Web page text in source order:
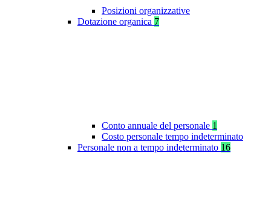
Posizioni organizzative
Dotazione organica 7
Conto annuale del personale 1
Costo personale tempo indeterminato
Personale non a tempo indeterminato 16